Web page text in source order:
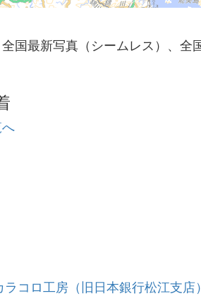
全国最新写真（シームレス）、全
ラコロ工房（旧日本銀行松江支店